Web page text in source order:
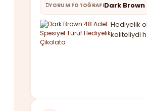
YORUM FOTOĞRAFIDark
Hediyelik
kaliteliydi